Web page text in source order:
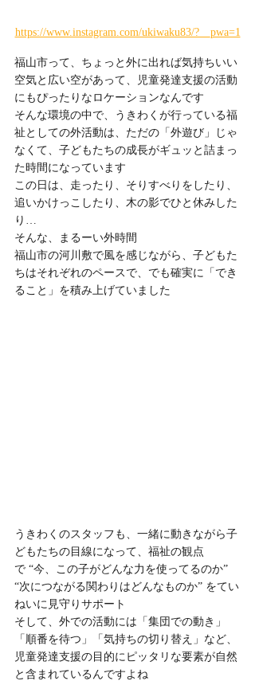
https://www.instagram.com/ukiwaku83/?__pwa=1
福山市って、ちょっと外に出れば気持ちいい
空気と広い空があって、児童発達支援の活動
にもぴったりなロケーションなんです
そんな環境の中で、うきわくが行っている福
祉としての外活動は、ただの「外遊び」じゃ
なくて、子どもたちの成長がギュッと詰まっ
た時間になっています
この日は、走ったり、そりすべりをしたり、
追いかけっこしたり、木の影でひと休みした
り…
そんな、まるーい外時間
福山市の河川敷で風を感じながら、子どもた
ちはそれぞれのペースで、でも確実に「でき
ること」を積み上げていました
うきわくのスタッフも、一緒に動きながら子
どもたちの目線になって、福祉の観点
で “今、この子がどんな力を使ってるのか”
“次につながる関わりはどんなものか” をてい
ねいに見守りサポート
そして、外での活動には「集団での動き」
「順番を待つ」「気持ちの切り替え」など、
児童発達支援の目的にピッタリな要素が自然
と含まれているんですよね